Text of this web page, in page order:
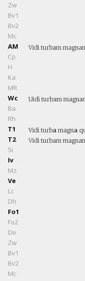
Zw
Bv1
Bv2
Mc
AM
Vidi turbam
Cp
H
Ka
MR
Wc
Uidi turbam
Ba
Rh
T1
Vidi turba magna
T2 Vidi turbam
Si
Iv
Mz
Ve
Lc
Dh
Fo1
Fo2
De
Zw
Bv1
Bv2
Mc